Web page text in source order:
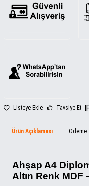
Listeye Ekle Tavsiye Et
Ürün Açıklaması Ödeme
Ahşap A4
Altın Renk MDF